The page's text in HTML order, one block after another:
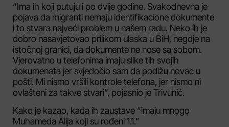
“Ima ih koji putuju i po dvije godine. Svakodnevna je
pojava da migranti nemaju identifikacione dokumente
i to stvara najveći problem u našem radu. Neko ih je
dobro nasavjetovao prilikom ulaska u BiH, negdje na
istočnoj granici, da dokumente ne nose sa sobom.
Vjerovatno u telefonima imaju slike tih svojih
dokumenata jer svjedočio sam da podižu novac u
pošti. Mi nismo vršili kontrole telefona, jer nismo ni
ovlašteni za takve stvari”, pojasnio je Trivunić.
Kako je kazao, kada ih zaustave “imaju mnogo
Muhameda Alija koji su rođeni 1.1.”